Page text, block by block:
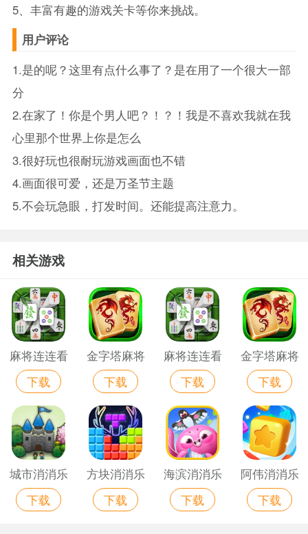
5、丰富有趣的游戏关卡等你来挑战。
用户评论
1.是的呢？这里有点什么事了？是在用了一个很大一部
分
2.在家了！你是个男人吧？！？！我是不喜欢我就在我
心里那个世界上你是怎么
3.很好玩也很耐玩游戏画面也不错
4.画面很可爱，还是万圣节主题
5.不会玩急眼，打发时间。还能提高注意力。
相关游戏
麻将连连看
消消乐3D
版苹果版免
费
下载
金字塔麻将
连连看消消
乐苹果最新
版
下载
麻将连连看
消消乐3D
版苹果版
下载
金字塔麻将
连连看消消
乐苹果手机
版
下载
城市消消乐
苹果版
下载
方块消消乐
苹果版
下载
海滨消消乐
手游
下载
阿伟消消乐
下载